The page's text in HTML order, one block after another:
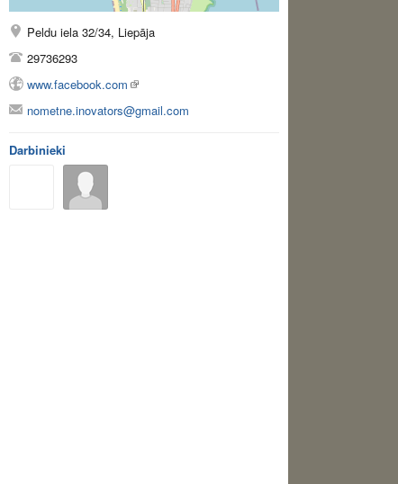
Peldu iela 32/34, Liepāja
29736293
www.facebook.com
nometne.inovators@gmail.com
Darbinieki